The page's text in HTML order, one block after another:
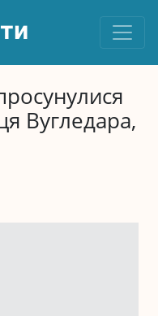
Вугледара,